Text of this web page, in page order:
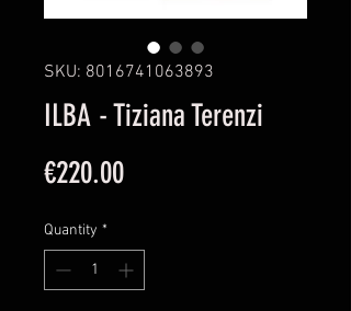
SKU: 8016741063893
ILBA - Tiziana Terenzi
€220.00Price
Quantity *